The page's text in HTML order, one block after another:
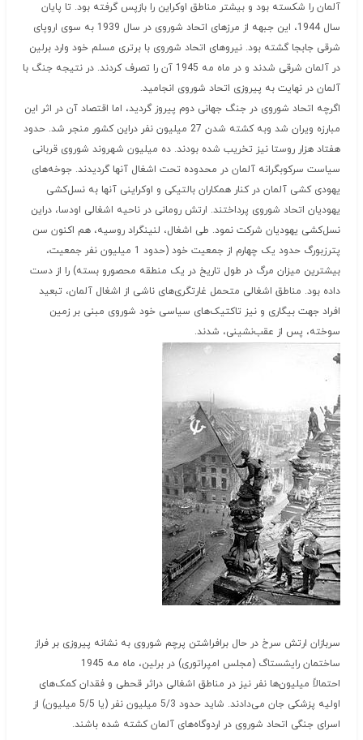
آلمان را شکسته بود و بیشتر مناطق اوکراین را بازپس گرفته بود. تا پایان
سال 1944، این جبهه از مرزهای اتحاد شوروی در سال 1939 به سوی اروپای
شرقی جابجا گشته بود. نیروهای اتحاد شوروی با برتری مسلم خود وارد برلین
در آلمان شرقی شدند و در ماه مه 1945 آن را تصرف کردند. در نتیجه جنگ با
آلمان در نهایت به پیروزی اتحاد شوروی انجامید.
اگرچه اتحاد شوروی در جنگ جهانی دوم پیروز گردید، اما اقتصاد آن در اثر این
مبارزه ویران شد وبه کشته شدن 27 میلیون نفر دراین کشور منجر شد. حدود
هفتاد هزار روستا نیز تخریب شده بودند. ده میلیون شهروند شوروی قربانی
سیاست سرکوبگرانه آلمان در محدوده تحت اشغال آنها گردیدند. جوخه‌های
یهودی کشی آلمان در کنار همکاران بالتیکی و اوکراینی آنها به نسل‌کشی
یهودیان اتحاد شوروی پرداختند. ارتش رومانی در ناحیه اشغالی اودسا، دراین
نسل‌کشی یهودیان شرکت نمود. طی اشغال، لنینگراد روسیه، هم اکنون سن
پترزبورگ حدود یک چهارم از جمعیت خود (حدود 1 میلیون نفر جمعیت،
بیشترین میزان مرگ در طول تاریخ در یک منطقه محصورو بسته) را از دست
داده بود. مناطق اشغالی متحمل غارتگری‌های ناشی از اشغال آلمان، تبعید
افراد جهت بیگاری و نیز تاکتیک‌های سیاسی خود شوروی مبنی بر زمین
سوخته، پس از عقب‌نشینی، شدند.
سربازان ارتش سرخ در حال برافراشتن پرچم شوروی به نشانه پیروزی بر فراز
ساختمان رایشستاگ (مجلس امپراتوری) در برلین، ماه مه 1945
احتمالاً میلیون‌ها نفر نیز در مناطق اشغالی دراثر قحطی و فقدان کمک‌های
اولیه پزشکی جان می‌دادند. شاید حدود 5/3 میلیون نفر (یا 5/5 میلیون) از
اسرای جنگی اتحاد شوروی در اردوگاه‌های آلمان کشته شده باشند.